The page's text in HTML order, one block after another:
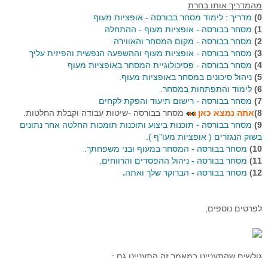
מהמדריך אותו בחרת
0)
מדריך : לימוד מסחר בבורסה - אופציות מעוף
1)
מסחר בבורסה - אופציות מעוף - ההתחלה
2)
מסחר בבורסה - מקום המסחר והאווירה
3)
מסחר בבורסה - אופציות מעוף וההשפעה הנפשית והפיזית עליך
4)
מסחר בבורסה - פסיכולוגיית המסחר באופציות מעוף
5) ניהול סיכונים במסחר באופציות מעוף.
6) לימוד והתפתחות במסחר.
7)
מסחר בבורסה - רישום תיעוד והפקת לקחים
8) אתה נמצא כאן
מסחר בבורסה -שיטות עבודה וקבלת החלטות.
9)
מסחר בבורסה - תוכנות ביצוע ותוכנות תומכות החלטה אחר נתונים
בשוק הנגזרים ( אופציות מעו"ף ).
10)
מסחר בבורסה - המסחר במעוף ובני משפחתך.
11)
מסחר בבורסה - ניהול ההפסדים והרווחים.
12)
מסחר בבורסה - הברוקר שלך ואתה.
לפרטים נוספים,